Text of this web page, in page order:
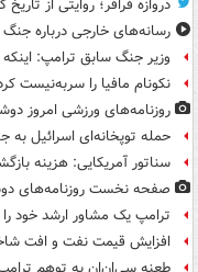
دروازه فرافر؛ روایتی از
رسانه‌های خارجی درباره جنگ
وزیر جنگ سابق ترامپ: اینکه
نکونام مافیا را سربه‌نیست
روزنامه‌های ورزشی امروز دوشنبه ۱۹
حمله توپخانه‌ای اسرائیل به
سناتور آمریکایی: هزینه
صفحه نخست روزنامه‌های دوشنبه ۱۹
ترامپ یک مشاور ارشد خود را
افزایش قیمت نفت و افت
طعنه سی‌ان‌ان به توهم ترامپ